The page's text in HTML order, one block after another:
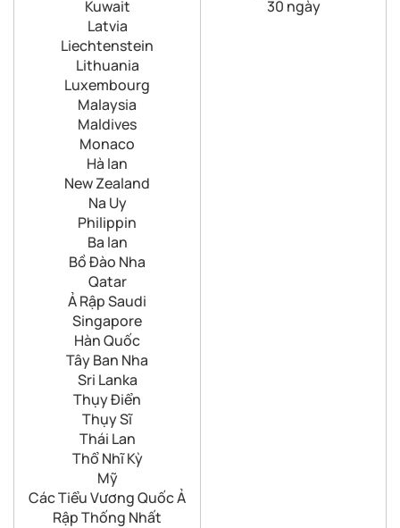
Kuwait
Latvia
Liechtenstein
Lithuania
Luxembourg
Malaysia
Maldives
Monaco
Hà lan
New Zealand
Na Uy
Philippin
Ba lan
Bồ Đào Nha
Qatar
Ả Rập Saudi
Singapore
Hàn Quốc
Tây Ban Nha
Sri Lanka
Thụy Điển
Thụy Sĩ
Thái Lan
Thổ Nhĩ Kỳ
Mỹ
Các Tiểu Vương Quốc Ả
Rập Thống Nhất
30 ngày